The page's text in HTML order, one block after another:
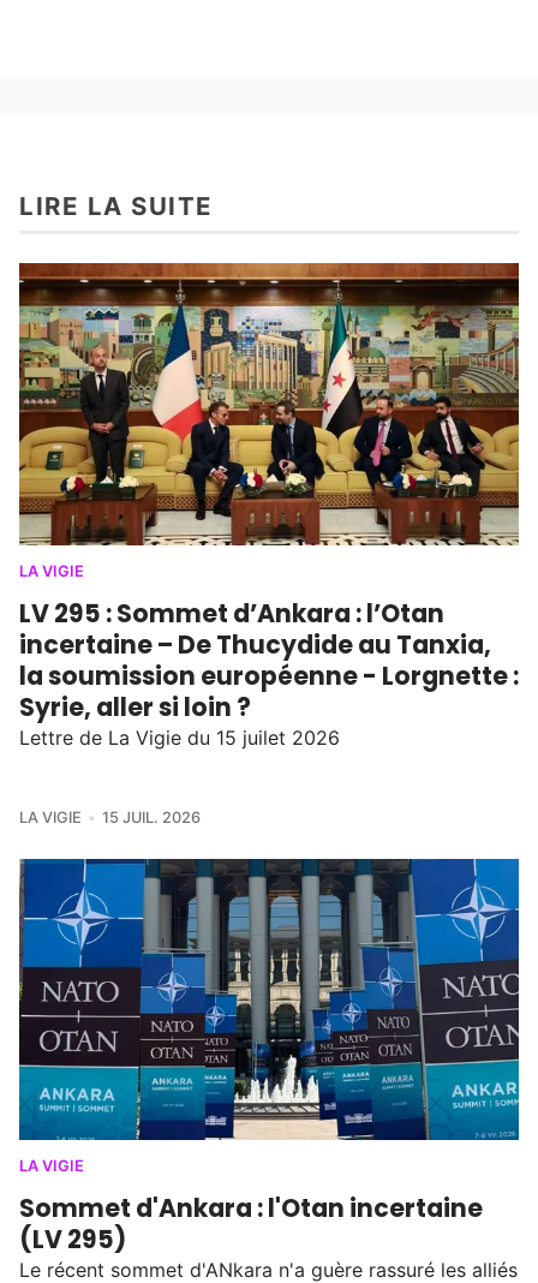
LIRE LA SUITE
LA VIGIE
LV 295 : Sommet d’Ankara : l’Otan
incertaine – De Thucydide au Tanxia,
la soumission européenne - Lorgnette :
Syrie, aller si loin ?
Lettre de La Vigie du 15 juilet 2026
LA VIGIE 15 JUIL. 2026
LA VIGIE
Sommet d'Ankara : l'Otan incertaine
(LV 295)
Le récent sommet d'ANkara n'a guère rassuré les alliés